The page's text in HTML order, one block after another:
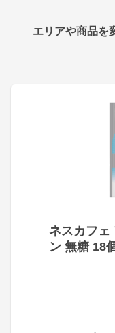
ネスカフェ
ン 無糖 18
エリアや商品を